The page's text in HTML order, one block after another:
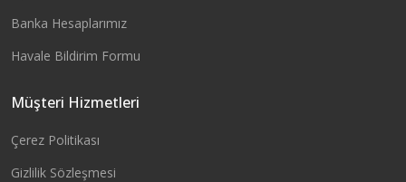
Banka Hesaplarımız
Havale Bildirim Formu
Müşteri Hizmetleri
Çerez Politikası
Gizlilik Sözleşmesi